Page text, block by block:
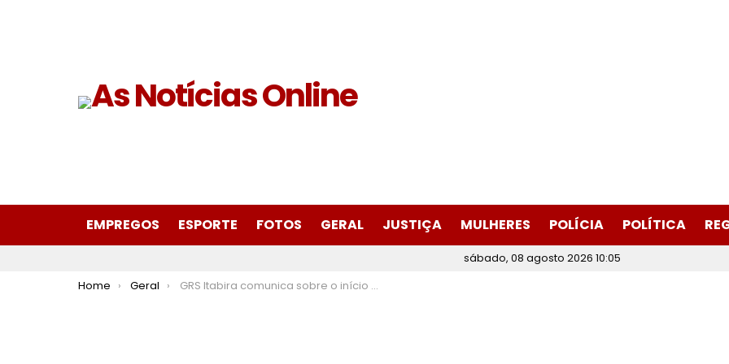
EMPREGOS ESPORTE FOTOS GERAL JUSTIÇA MULHERES POLÍCIA POLÍTICA
sábado, 08 agosto 2026 10:05
You are here:
Home Geral GRS Itabira comunica sobre o início da campanha de multivacinação em toda região